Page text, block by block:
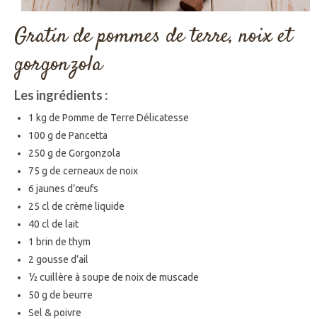
Gratin de pommes de terre, noix et
gorgonzola
Les ingrédients :
1 kg de Pomme de Terre Délicatesse
100 g de Pancetta
250 g de Gorgonzola
75 g de cerneaux de noix
6 jaunes d’œufs
25 cl de crème liquide
40 cl de lait
1 brin de thym
2 gousse d’ail
½ cuillère à soupe de noix de muscade
50 g de beurre
Sel & poivre